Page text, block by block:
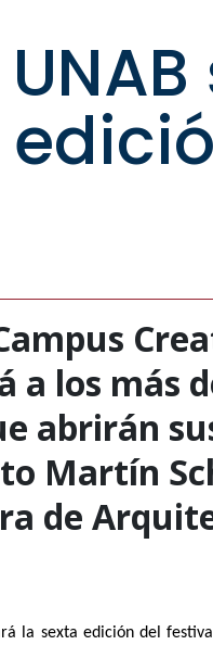
los más
abrirán
Martín
de
la sexta edición del